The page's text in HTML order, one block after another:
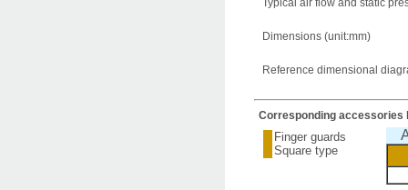
Typical air flow and static
Dimensions (unit:mm)
Reference dimensional
Corresponding accessories
Finger guards
Square type